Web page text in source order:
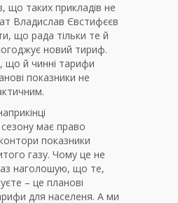
що таких прикладів не
Владислав Євстифєєв
що рада тільки те й
новий тириф.
що й чинні тарифи
показники не
має право
показники
газу. Чому це не
наголошую, що те,
– це планові
для населеня. А ми